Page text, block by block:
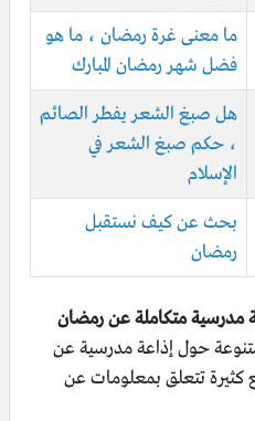
ما معنى غرة رمضان ، ما هو
فضل شهر رمضان المبارك
هل صبغ الشعر يفطر الصائم
، حكم صبغ الشعر في
الإسلام
بحث عن كيف نستقبل
رمضان
مدرسية متكاملة عن رمضان
حول إذاعة مدرسية عن
كثيرة تتعلق بمعلومات عن